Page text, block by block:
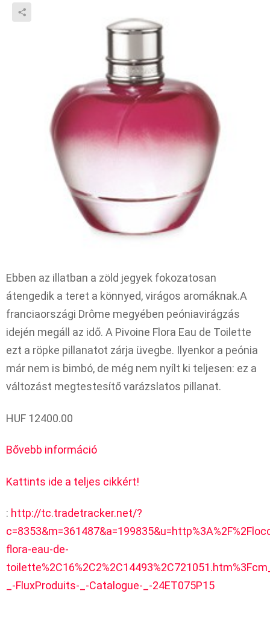
Ebben az illatban a zöld jegyek fokozatosan
átengedik a teret a könnyed, virágos aromáknak.A
franciaországi Drôme megyében peóniavirágzás
idején megáll az idő. A Pivoine Flora Eau de Toilette
ezt a röpke pillanatot zárja üvegbe. Ilyenkor a peónia
már nem is bimbó, de még nem nyílt ki teljesen: ez a
változást megtestesítő varázslatos pillanat.
HUF 12400.00
Bővebb információ
Kattints ide a teljes cikkért!
: http://tc.tradetracker.net/?
flora-eau-de-
_-FluxProduits-_-Catalogue-_-24ET075P15